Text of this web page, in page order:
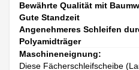
Bewährte Qualität mit
Gute Standzeit
Angenehmeres Schleifen
Polyamidträger
Maschineneignung:
Diese Fächerschleifscheibe